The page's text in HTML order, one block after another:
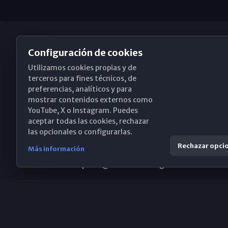
Obispado de Málaga
Santa María, 18-20. 29015 Málaga
(+34) 952 224 386
Configuración de cookies
Utilizamos cookies propias y de
terceros para fines técnicos, de
preferencias, analíticos y para
mostrar contenidos externos como
YouTube, X o Instagram. Puedes
aceptar todas las cookies, rechazar
las opcionales o configurarlas.
Más información Rechazar